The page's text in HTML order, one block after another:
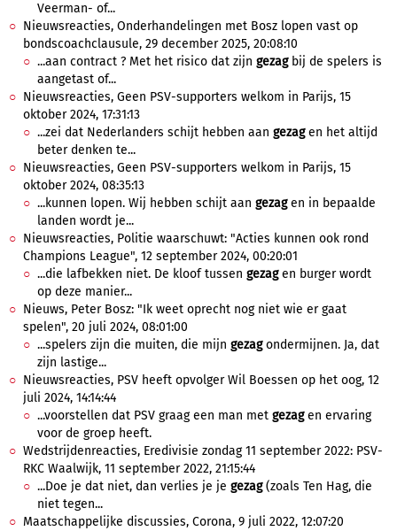
Veerman- of...
Nieuwsreacties, Onderhandelingen met Bosz lopen vast op
bondscoachclausule, 29 december 2025, 20:08:10
...aan contract ? Met het risico dat zijn gezagbij de spelers is
aangetast of...
Nieuwsreacties, Geen PSV-supporters welkom in Parijs, 15
oktober 2024, 17:31:13
...zei dat Nederlanders schijt hebben aan gezagen het altijd
beter denken te...
Nieuwsreacties, Geen PSV-supporters welkom in Parijs, 15
oktober 2024, 08:35:13
...kunnen lopen. Wij hebben schijt aan gezagen in bepaalde
landen wordt je...
Nieuwsreacties, Politie waarschuwt: "Acties kunnen ook rond
Champions League", 12 september 2024, 00:20:01
...die lafbekken niet. De kloof tussen gezagen burger wordt
op deze manier...
Nieuws, Peter Bosz: "Ik weet oprecht nog niet wie er gaat
spelen", 20 juli 2024, 08:01:00
...spelers zijn die muiten, die mijn gezagondermijnen. Ja, dat
zijn lastige...
Nieuwsreacties, PSV heeft opvolger Wil Boessen op het oog, 12
juli 2024, 14:14:44
...voorstellen dat PSV graag een man met gezagen ervaring
voor de groep heeft.
Wedstrijdenreacties, Eredivisie zondag 11 september 2022: PSV-
RKC Waalwijk, 11 september 2022, 21:15:44
...Doe je dat niet, dan verlies je je gezag(zoals Ten Hag, die
niet tegen...
Maatschappelijke discussies, Corona, 9 juli 2022, 12:07:20